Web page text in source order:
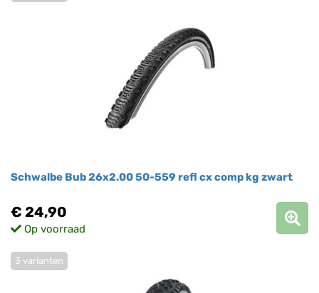
Schwalbe Bub 26x2.00 50-559 refl cx comp kg zwart
€ 24,90
Op voorraad
3 varianten